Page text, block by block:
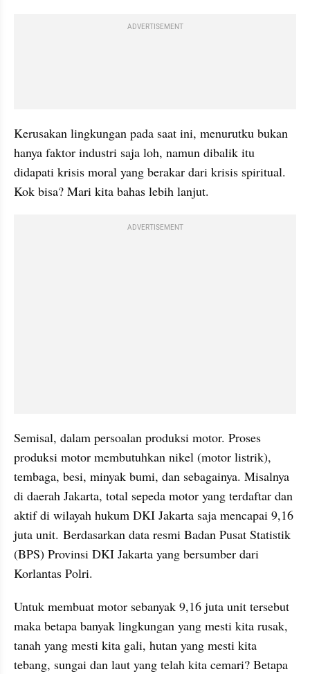
ADVERTISEMENT
Kerusakan lingkungan pada saat ini, menurutku bukan
hanya faktor industri saja loh, namun dibalik itu
didapati krisis moral yang berakar dari krisis spiritual.
Kok bisa? Mari kita bahas lebih lanjut.
ADVERTISEMENT
Semisal, dalam persoalan produksi motor. Proses
produksi motor membutuhkan nikel (motor listrik),
tembaga, besi, minyak bumi, dan sebagainya. Misalnya
di daerah Jakarta, total sepeda motor yang terdaftar dan
aktif di wilayah hukum DKI Jakarta saja mencapai 9,16
juta unit. Berdasarkan data resmi Badan Pusat Statistik
(BPS) Provinsi DKI Jakarta yang bersumber dari
Korlantas Polri.
Untuk membuat motor sebanyak 9,16 juta unit tersebut
maka betapa banyak lingkungan yang mesti kita rusak,
tanah yang mesti kita gali, hutan yang mesti kita
tebang, sungai dan laut yang telah kita cemari? Betapa